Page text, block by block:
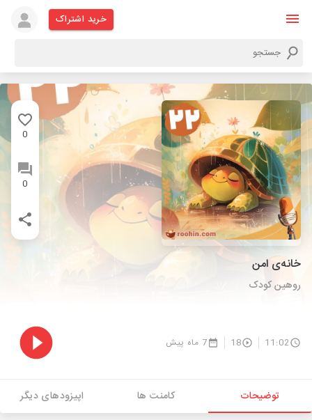
خرید اشتراک
0
0
خانه‌‌ی امن
روهین کودک
11:02
18 7 ماه پیش
توضیحات کامنت ها اپیزودهای دیگر